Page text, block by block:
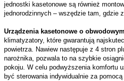
jednostki kasetonowe są również
jednorodzinnych – wszędzie tam, gdzie
Urządzenia kasetonowe o
klimatyzatory, które gwarantują
powietrza. Nawiew następuje z 4 stron
narożnika, pozwala to na szybkie
pokoju. W celu podwyższenia komfortu
być sterowania indywidualnie za